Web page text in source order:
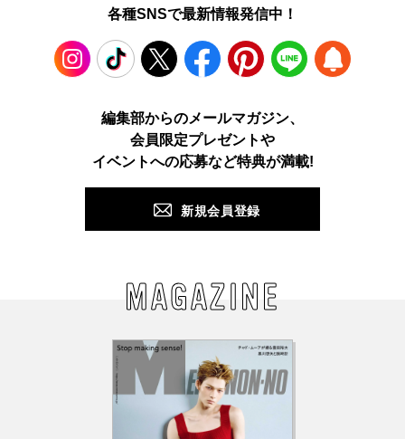
各種SNSで最新情報発信中！
TikTok X Facebook Pinterest LINE
編集部からのメールマガジン、
会員限定プレゼントや
イベントへの応募など特典が満載!
新規会員登録
MAGAZINE